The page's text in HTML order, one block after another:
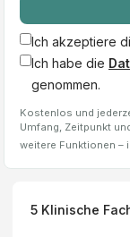
Ich akzeptiere
Ich habe die
genommen.
Kostenlos und
Umfang, Zeitpunkt
weitere Funktionen –
5 Klinische